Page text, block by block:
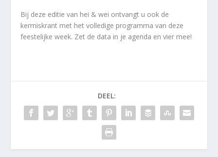
Bij deze editie van hei & wei ontvangt u ook de
kermiskrant met het volledige programma van deze
feestelijke week. Zet de data in je agenda en vier mee!
DEEL: